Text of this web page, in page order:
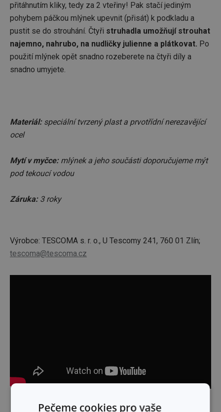
přitáhnutím kliky, tedy za 2 vteřiny! Pak stačí jediným
pohybem páčkou mlýnek upevnit (přisát) k podkladu a
pustit se do strouhání. Čtyři struhadla umožňují strouhat
najemno, nahrubo, na nudličky julienne a plátkovat. Po
použití mlýnek opět snadno rozeberete na čtyři díly a
snadno umyjete.
Materiál:speciální tvrzený plast a prvotřídní nerezavějící
ocel
Mytí v myčce:mlýnek a jeho součásti doporučujeme mýt
pod tekoucí vodou
Záruka:3 roky
Výrobce: TESCOMA s. r. o., U Tescomy 241, 760 01 Zlín;
tescoma@tescoma.cz
Skrýt text
Pečeme cookies pro vaše